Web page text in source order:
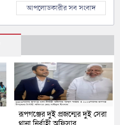
আপলোডকারীর সব সংবাদ
রূপগঞ্জের দুই প্রজন্মের দুই সেরা